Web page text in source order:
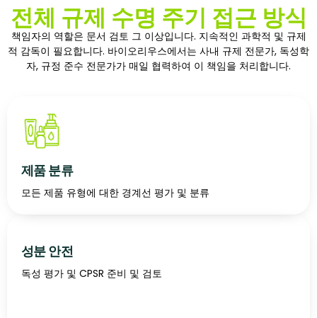
전체 규제 수명 주기 접근 방식
책임자의 역할은 문서 검토 그 이상입니다. 지속적인 과학적 및 규제
적 감독이 필요합니다. 바이오리우스에서는 사내 규제 전문가, 독성학
자, 규정 준수 전문가가 매일 협력하여 이 책임을 처리합니다.
제품 분류
모든 제품 유형에 대한 경계선 평가 및 분류
성분 안전
독성 평가 및 CPSR 준비 및 검토